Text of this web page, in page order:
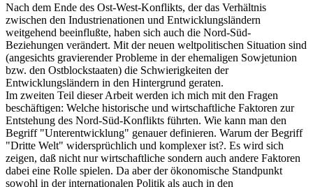
Nach dem Ende des Ost-West-Konflikts, der das Verhältnis
zwischen den Industrienationen und Entwicklungsländern
weitgehend beeinflußte, haben sich auch die Nord-Süd-
Beziehungen verändert. Mit der neuen weltpolitischen Situation sind
(angesichts gravierender Probleme in der ehemaligen Sowjetunion
bzw. den Ostblockstaaten) die Schwierigkeiten der
Entwicklungsländern in den Hintergrund geraten.
Im zweiten Teil dieser Arbeit werden ich mich mit den Fragen
beschäftigen: Welche historische und wirtschaftliche Faktoren zur
Entstehung des Nord-Süd-Konflikts führten. Wie kann man den
Begriff "Unterentwicklung" genauer definieren. Warum der Begriff
"Dritte Welt" widersprüchlich und komplexer ist?. Es wird sich
zeigen, daß nicht nur wirtschaftliche sondern auch andere Faktoren
dabei eine Rolle spielen. Da aber der ökonomische Standpunkt
sowohl in der internationalen Politik als auch in den